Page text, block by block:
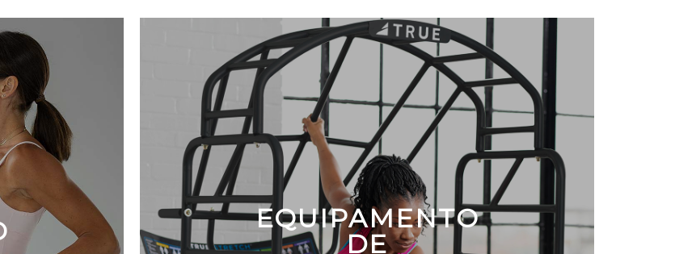
EQUIPAMENTO
DE